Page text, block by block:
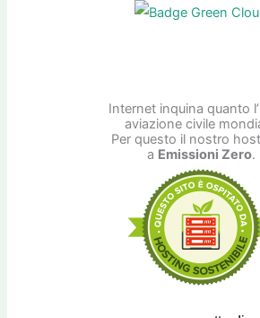
Internet inquina quanto
aviazione civile
Per questo il nostro
a Emissioni Zero.